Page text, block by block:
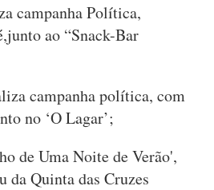
campanha Política,
ao “Snack-Bar
campanha política, com
no ‘O Lagar’;
de Uma Noite de Verão',
da Quinta das Cruzes